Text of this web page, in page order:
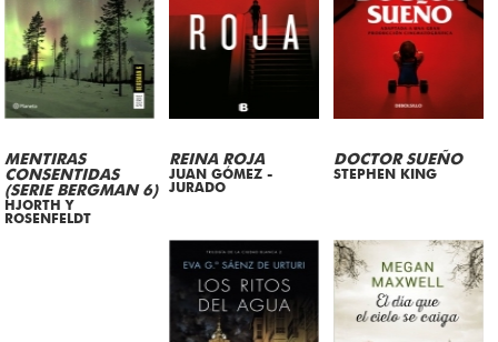
MENTIRAS
CONSENTIDAS
(SERIE BERGMAN 6)
HJORTH Y
ROSENFELDT
REINA ROJA
JUAN GÓMEZ -
JURADO
DOCTOR SUEÑO
STEPHEN KING